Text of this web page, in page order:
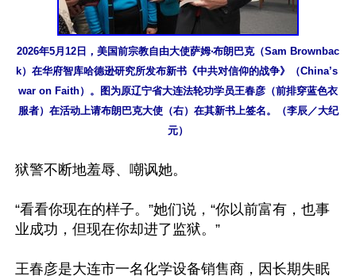
2026年5月12日，美国前宗教自由大使萨姆‧布朗巴克（Sam Brownbac
k）在华府智库哈德逊研究所发布新书《中共对信仰的战争》（China’s
war on Faith）。图为原辽宁省大连法轮功学员王春彦（前排穿蓝色衣
服者）在活动上请布朗巴克大使（右）在其新书上签名。（李辰／大纪
元）
狱警不断地羞辱、嘲讽她。
“看看你现在的样子。”她们说，“你以前富有，也事
业成功，但现在你却进了监狱。”
王春彦是大连市一名化学设备销售商，因长期失眠